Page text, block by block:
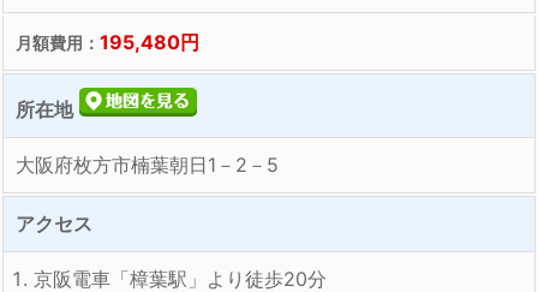
月額費用： 195,480円
所在地
大阪府枚方市楠葉朝日1－2－5
アクセス
京阪電車「樟葉駅」より徒歩20分